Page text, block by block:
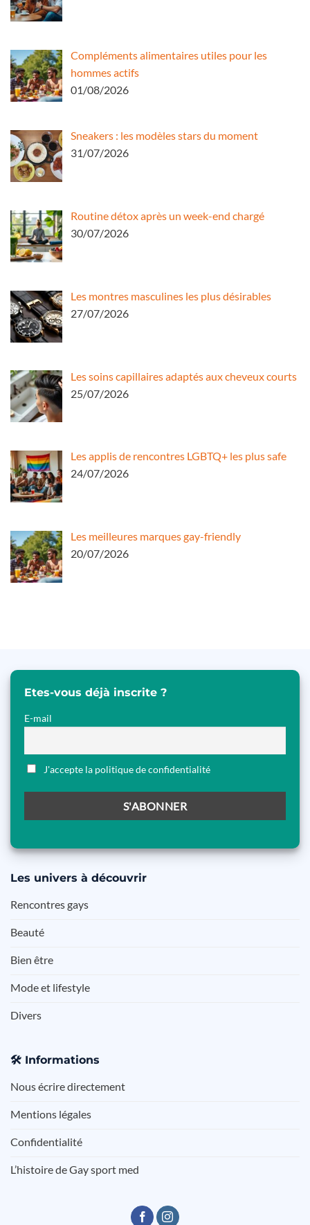
Compléments alimentaires utiles pour les
hommes actifs
01/08/2026
Sneakers : les modèles stars du moment
31/07/2026
Routine détox après un week-end chargé
30/07/2026
Les montres masculines les plus désirables
27/07/2026
Les soins capillaires adaptés aux cheveux courts
25/07/2026
Les applis de rencontres LGBTQ+ les plus safe
24/07/2026
Les meilleures marques gay-friendly
20/07/2026
Etes-vous déjà inscrite ?
E-mail
J'accepte la politique de confidentialité
Les univers à découvrir
Rencontres gays
Beauté
Bien être
Mode et lifestyle
Divers
🛠️ Informations
Nous écrire directement
Mentions légales
Confidentialité
L’histoire de Gay sport med